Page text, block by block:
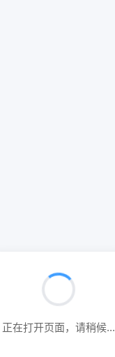
正在打开页面，请稍候...